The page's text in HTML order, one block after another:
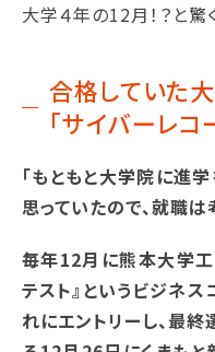
大学４年の12月！？と驚
合格していた
「サイバーレ
「もともと大学院に進
思っていたので、就職は
毎年12月に熊本大学
テスト』というビジネ
れにエントリーし、最